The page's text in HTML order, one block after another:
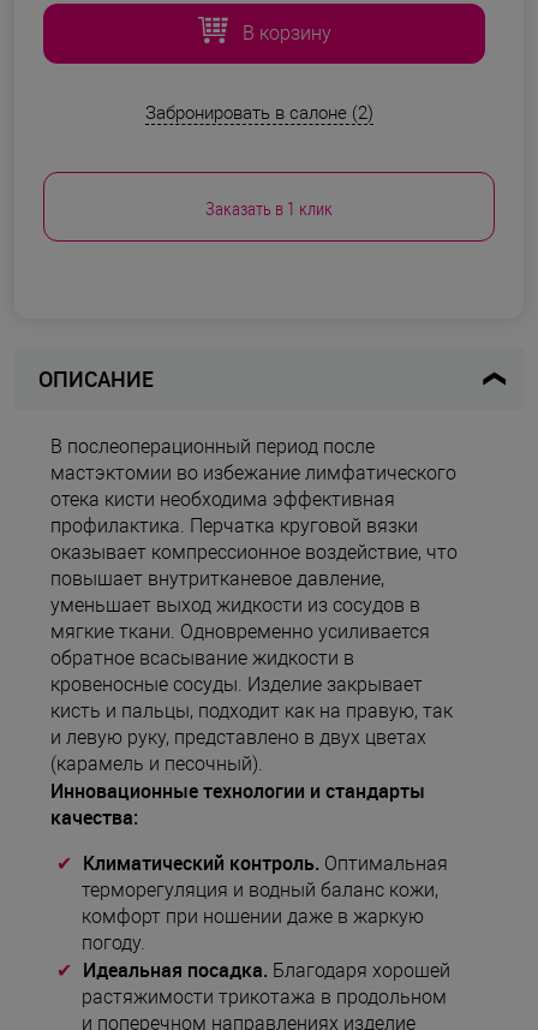
В корзину
Забронировать в салоне (2)
Заказать в 1 клик
ОПИСАНИЕ
В послеоперационный период после
мастэктомии во избежание лимфатического
отека кисти необходима эффективная
профилактика. Перчатка круговой вязки
оказывает компрессионное воздействие, что
повышает внутритканевое давление,
уменьшает выход жидкости из сосудов в
мягкие ткани. Одновременно усиливается
обратное всасывание жидкости в
кровеносные сосуды. Изделие закрывает
кисть и пальцы, подходит как на правую, так
и левую руку, представлено в двух цветах
(карамель и песочный).
Инновационные технологии и стандарты
качества:
Климатический контроль. Оптимальная
терморегуляция и водный баланс кожи,
комфорт при ношении даже в жаркую
погоду.
Идеальная посадка. Благодаря хорошей
растяжимости трикотажа в продольном
и поперечном направлениях изделие